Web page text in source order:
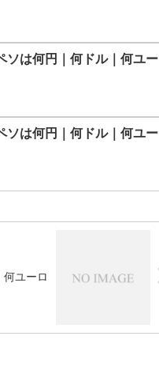
ソは何円｜何ドル｜何ユー
ソは何円｜何ドル｜何ユー
ユーロ